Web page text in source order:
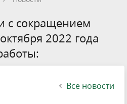
с сокращением
2022 года
Все новости